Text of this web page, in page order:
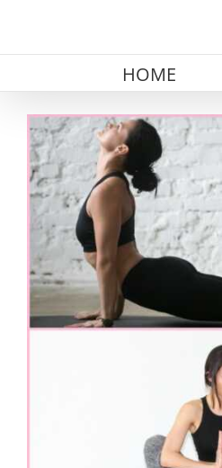
HOME
View
Larger
Image